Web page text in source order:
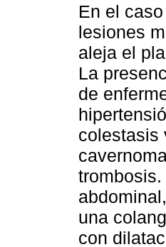
En el
lesiones
aleja el
La
de
colestasis
una
con